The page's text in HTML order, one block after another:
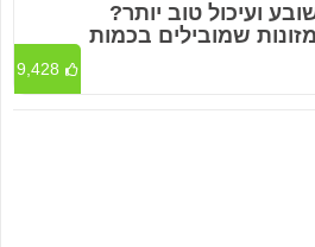
ועיכול טוב יותר?
שמובילים בכמות
9,428